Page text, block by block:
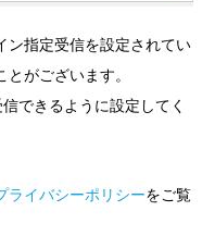
ン指定受信を設定されてい
がございます。
できるように設定してく
ライバシーポリシーをご覧